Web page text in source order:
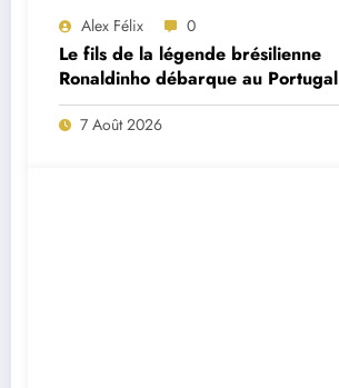
Alex Félix 0
Le fils de la légende brésilienne
Ronaldinho débarque au Portugal
7 Août 2026